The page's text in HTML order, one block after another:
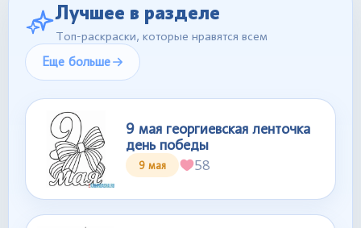
Лучшее в разделе
Топ-раскраски, которые нравятся всем
Еще больше
9 мая георгиевская ленточка
день победы
9 мая 58